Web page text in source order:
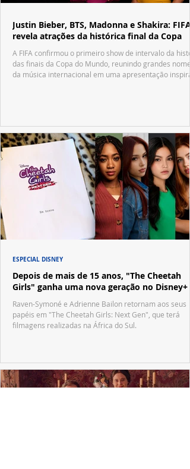
Justin Bieber, BTS, Madonna e Shakira: FIFA
revela atrações da histórica final da Copa
A FIFA confirmou o primeiro show de intervalo da
das finais da Copa do Mundo, reunindo grandes nomes
da música internacional em uma apresentação
Depois de mais de 15 anos, "The Cheetah
Girls" ganha uma nova geração no Disney+
Raven-Symoné e Adrienne Bailon retornam aos seus
papéis em "The Cheetah Girls: Next Gen", que terá
filmagens realizadas na África do Sul.
ESPECIAL DISNEY